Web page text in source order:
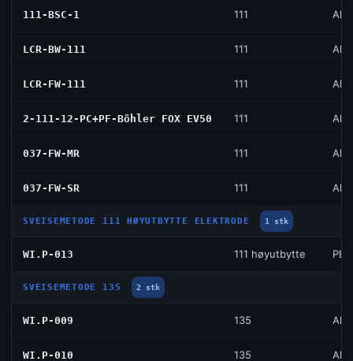
111-BSC-1 111 All
LCR-BW-111 111 All
LCR-FW-111 111 All
2-111-12-PC+PF-Böhler FOX EV50 111 All
037-FW-MR 111 All
037-FW-SR 111 All
SVEISEMETODE 111 HØYUTBYTTE ELEKTRODE 1 stk
WI.P-013 111 høyutbytte PB
SVEISEMETODE 135 2 stk
WI.P-009 135 All
WI.P-010 135 All